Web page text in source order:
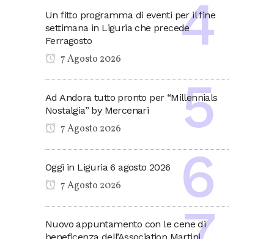
Un fitto programma di eventi per il fine
settimana in Liguria che precede
Ferragosto
7 Agosto 2026
Ad Andora tutto pronto per “Millennials
Nostalgia” by Mercenari
7 Agosto 2026
Oggi in Liguria 6 agosto 2026
7 Agosto 2026
Nuovo appuntamento con le cene di